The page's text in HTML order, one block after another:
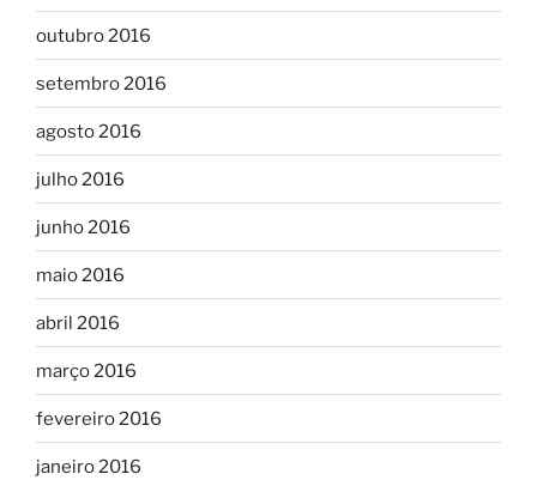
outubro 2016
setembro 2016
agosto 2016
julho 2016
junho 2016
maio 2016
abril 2016
março 2016
fevereiro 2016
janeiro 2016